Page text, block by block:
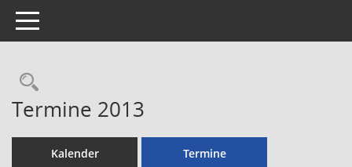
Toggle navigation
Rechercheauswahl
Termine 2013
Kalender Termine